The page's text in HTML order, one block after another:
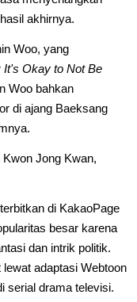
akhirnya.
Woo, yang
It's Okay to Not Be
Woo bahkan
di ajang Baeksang
Jong Kwan,
di KakaoPage
besar karena
dan intrik politik.
adaptasi Webtoon
serial drama televisi.